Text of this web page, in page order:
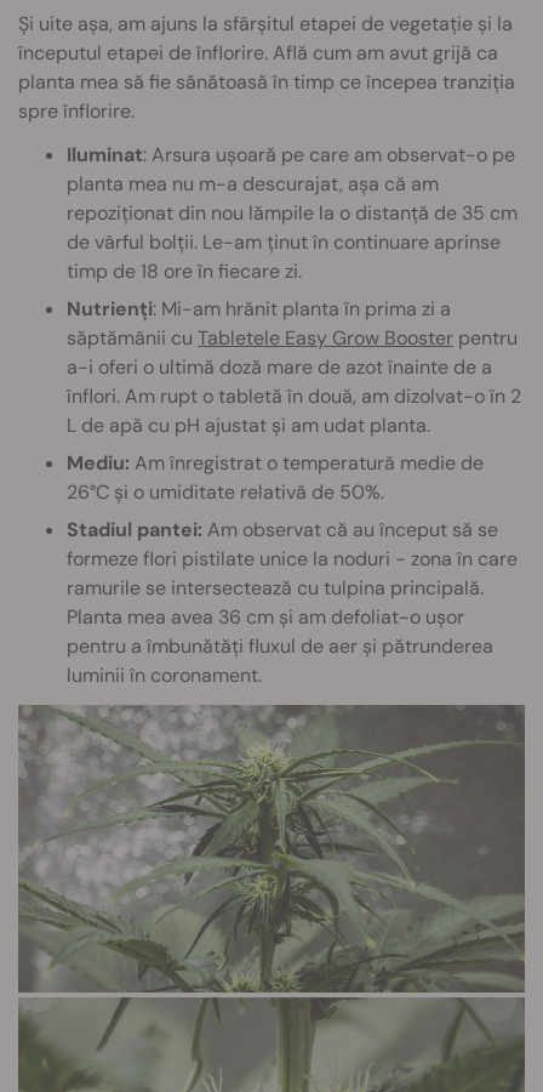
Și uite așa, am ajuns la sfârșitul etapei de vegetație și la
începutul etapei de înflorire. Află cum am avut grijă ca
planta mea să fie sănătoasă în timp ce începea tranziția
spre înflorire.
Iluminat: Arsura ușoară pe care am observat-o pe
planta mea nu m-a descurajat, așa că am
repoziționat din nou lămpile la o distanță de 35 cm
de vârful bolții. Le-am ținut în continuare aprinse
timp de 18 ore în fiecare zi.
Nutrienți: Mi-am hrănit planta în prima zi a
săptămânii cu Tabletele Easy Grow Booster pentru
a-i oferi o ultimă doză mare de azot înainte de a
înflori. Am rupt o tabletă în două, am dizolvat-o în 2
L de apă cu pH ajustat și am udat planta.
Mediu: Am înregistrat o temperatură medie de
26°C și o umiditate relativă de 50%.
Stadiul pantei: Am observat că au început să se
formeze flori pistilate unice la noduri - zona în care
ramurile se intersectează cu tulpina principală.
Planta mea avea 36 cm și am defoliat-o ușor
pentru a îmbunătăți fluxul de aer și pătrunderea
luminii în coronament.